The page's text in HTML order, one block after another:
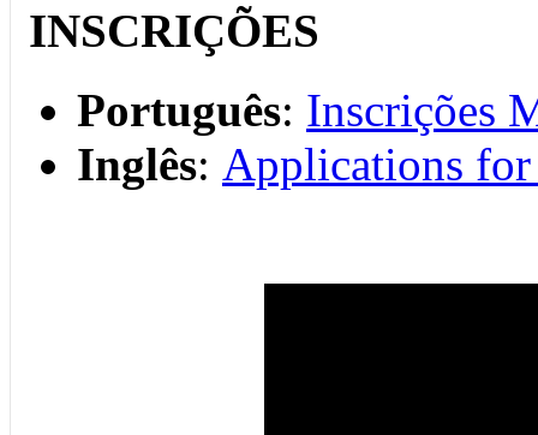
INSCRIÇÕES
Português: Inscrições
Inglês: Applications